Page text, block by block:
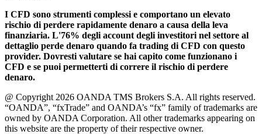
I CFD sono strumenti complessi e comportano un elevato
rischio di perdere rapidamente denaro a causa della leva
finanziaria. L'76% degli account degli investitori nel settore al
dettaglio perde denaro quando fa trading di CFD con questo
provider. Dovresti valutare se hai capito come funzionano i
CFD e se puoi permetterti di correre il rischio di perdere
denaro.
@ Copyright 2026 OANDA TMS Brokers S.A. All rights reserved.
“OANDA”, “fxTrade” and OANDA’s “fx” family of trademarks are
owned by OANDA Corporation. All other trademarks appearing on
this website are the property of their respective owner.